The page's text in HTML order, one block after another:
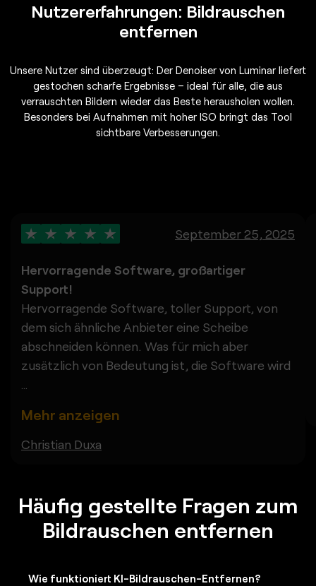
Nutzererfahrungen: Bildrauschen
entfernen
Unsere Nutzer sind überzeugt: Der Denoiser von Luminar liefert
gestochen scharfe Ergebnisse – ideal für alle, die aus
verrauschten Bildern wieder das Beste herausholen wollen.
Besonders bei Aufnahmen mit hoher ISO bringt das Tool
sichtbare Verbesserungen.
September 25, 2025
Hervorragende Software, großartiger
Support!
Hervorragende Software, toller Support, von
dem sich ähnliche Anbieter eine Scheibe
abschneiden können. Was für mich aber
zusätzlich von Bedeutung ist, die Software wird
Mehr anzeigen
Christian Duxa
Häufig gestellte Fragen zum
Bildrauschen entfernen
Wie funktioniert KI-Bildrauschen-Entfernen?